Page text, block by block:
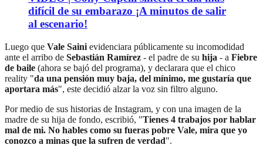
difícil de su embarazo ¡A minutos de salir
al escenario!
Luego que Vale Saini evidenciara públicamente su incomodidad
ante el arribo de Sebastián Ramírez - el padre de su hija - a Fiebre
de baile (ahora se bajó del programa), y declarara que el chico
reality "da una pensión muy baja, del mínimo, me gustaría que
aportara más", este decidió alzar la voz sin filtro alguno.
Por medio de sus historias de Instagram, y con una imagen de la
madre de su hija de fondo, escribió, "Tienes 4 trabajos por hablar
mal de mi. No hables como su fueras pobre Vale, mira que yo
conozco a minas que la sufren de verdad".